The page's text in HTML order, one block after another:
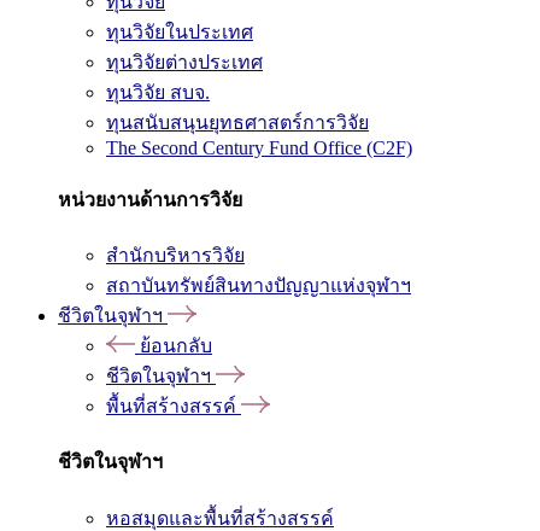
ทุนวิจัยในประเทศ
ทุนวิจัยต่างประเทศ
ทุนวิจัย สบจ.
ทุนสนับสนุนยุทธศาสตร์การวิจัย
The Second Century Fund Office (C2F)
หน่วยงานด้านการวิจัย
สำนักบริหารวิจัย
สถาบันทรัพย์สินทางปัญญาแห่งจุฬาฯ
ชีวิตในจุฬาฯ
ย้อนกลับ
ชีวิตในจุฬาฯ
พื้นที่สร้างสรรค์
ชีวิตในจุฬาฯ
หอสมุดและพื้นที่สร้างสรรค์